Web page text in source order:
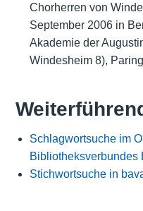
Chorherren von
September 2006 in
Akademie der
Windesheim 8),
Schlagwortsuche im
Bibliotheksverbundes
Stichwortsuche in